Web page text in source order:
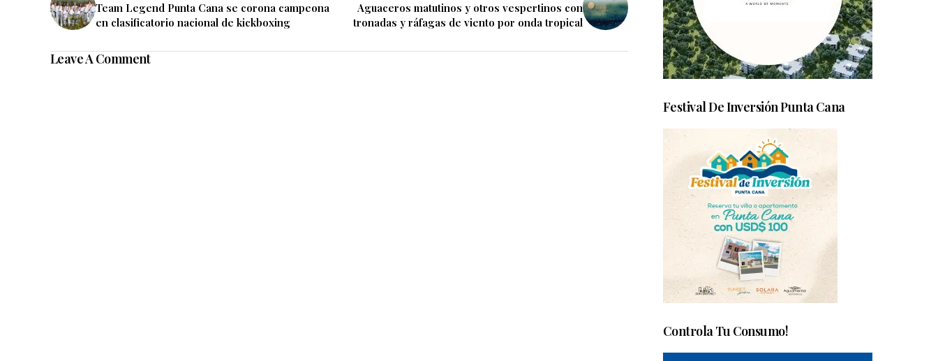
Team Legend Punta Cana se corona campeona
en clasificatorio nacional de kickboxing
Aguaceros matutinos y otros vespertinos con
tronadas y ráfagas de viento por onda tropical
Leave A Comment
Festival De Inversión Punta Cana
Controla Tu Consumo!